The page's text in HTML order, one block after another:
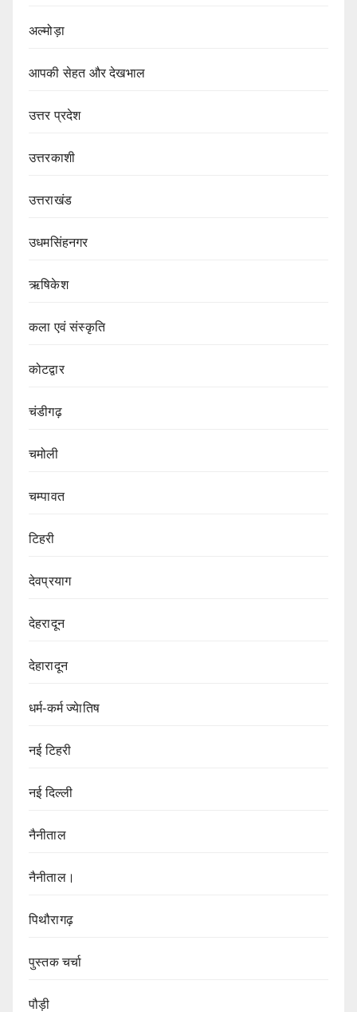
अल्मोड़ा
आपकी सेहत और देखभाल
उत्तर प्रदेश
उत्तरकाशी
उत्तराखंड
उधमसिंहनगर
ऋषिकेश
कला एवं संस्कृति
कोटद्वार
चंडीगढ़
चमोली
चम्पावत
टिहरी
देवप्रयाग
देहरादून
देहारादून
धर्म-कर्म ज्येातिष
नई टिहरी
नई दिल्ली
नैनीताल
नैनीताल।
पिथौरागढ़
पुस्तक चर्चा
पौड़ी